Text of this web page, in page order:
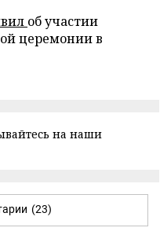
об участии
церемонии в
на наши
(23)